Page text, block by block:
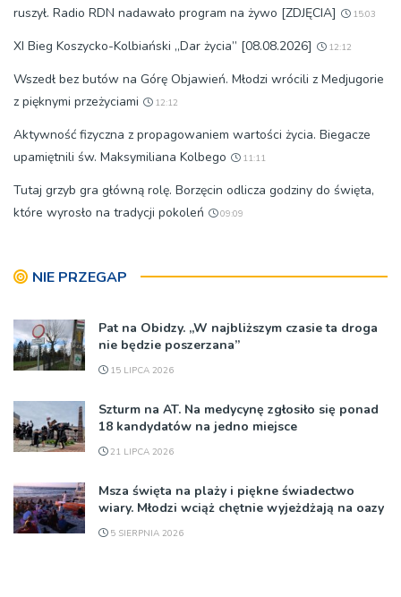
ruszył. Radio RDN nadawało program na żywo [ZDJĘCIA]
15:03
XI Bieg Koszycko-Kolbiański „Dar życia” [08.08.2026] 12:12
Wszedł bez butów na Górę Objawień. Młodzi wrócili z Medjugorie
z pięknymi przeżyciami
12:12
Aktywność fizyczna z propagowaniem wartości życia. Biegacze
upamiętnili św. Maksymiliana Kolbego
11:11
Tutaj grzyb gra główną rolę. Borzęcin odlicza godziny do święta,
które wyrosło na tradycji pokoleń
09:09
NIE PRZEGAP
Pat na Obidzy. „W najbliższym czasie ta droga
nie będzie poszerzana”
15 LIPCA 2026
Szturm na AT. Na medycynę zgłosiło się ponad
18 kandydatów na jedno miejsce
21 LIPCA 2026
Msza święta na plaży i piękne świadectwo
wiary. Młodzi wciąż chętnie wyjeżdżają na oazy
5 SIERPNIA 2026